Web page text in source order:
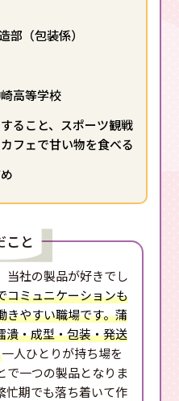
部（包装係）
高等学校
ること、スポーツ観戦
フェで甘い物を食べる
こと
当社の製品が好きでし
コミュニケーションも
きやすい職場です。蒲
潰・成型・包装・発送
一人ひとりが持ち場を
で一つの製品となりま
忙期でも落ち着いて作